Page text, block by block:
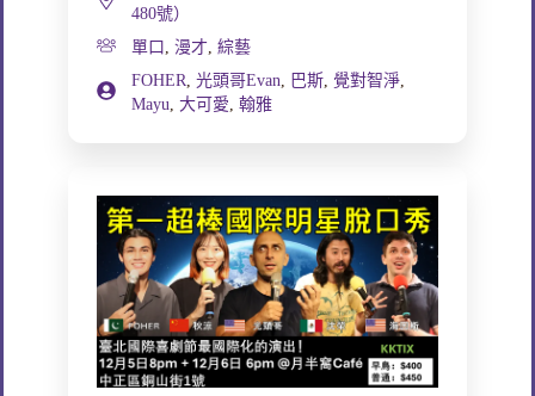
480號）
單口
漫才, 綜藝
FOHER 光頭哥Evan 巴斯, 覺對智淨,
Mayu 大可愛 翰雅